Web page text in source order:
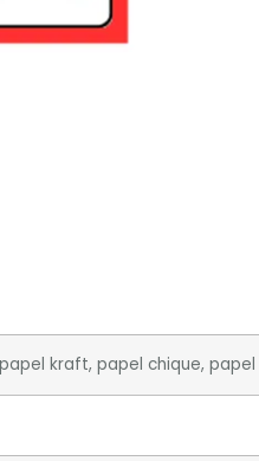
kraft, papel chique,